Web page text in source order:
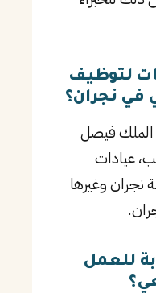
لتوظيف
في نجران؟
الملك فيصل
عيادات
نجران وغيرها
للعمل